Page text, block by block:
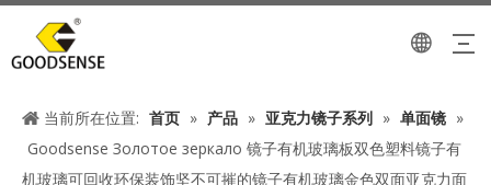
当前所在位置: 首页 » 产品 » 亚克力镜子系列 » 单面镜 »
Goodsense Золотое зеркало 镜子有机玻璃板双色塑料镜子有
机玻璃可回收环保装饰坚不可摧的镜子有机玻璃金色双面亚克力面